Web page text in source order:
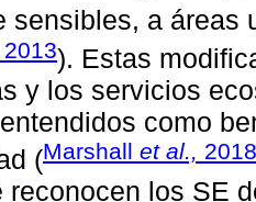
sensibles, a áreas
). Estas
y los servicios
como
(Marshall et al., 2018
reconocen los SE